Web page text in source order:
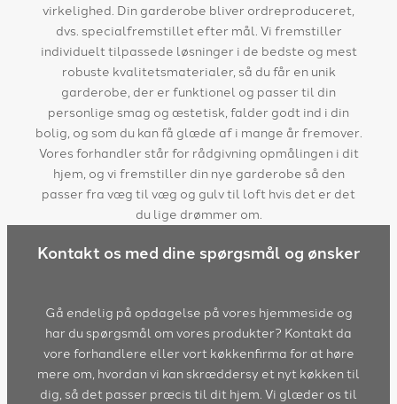
virkelighed. ​Din garderobe bliver ordreproduceret,
dvs. specialfremstillet efter mål. Vi fremstiller
individuelt tilpassede løsninger i de bedste og mest
robuste kvalitetsmaterialer, så du får en unik
garderobe, der er funktionel og passer til din
personlige smag og æstetisk, falder godt ind i din
bolig, og som du kan få glæde af i mange år fremover.​​
Vores forhandler står for rådgivning opmålingen i dit
hjem, og vi fremstiller din nye garderobe så den
passer fra væg til væg og gulv til loft hvis det er det
du lige drømmer om.
Kontakt os med dine spørgsmål og ønsker
Gå endelig på opdagelse på vores hjemmeside og
har du spørgsmål om vores produkter? Kontakt da
vore forhandlere eller vort køkkenfirma for at høre
mere om, hvordan vi kan skræddersy et nyt køkken til
dig, så det passer præcis til dit hjem. Vi glæder os til